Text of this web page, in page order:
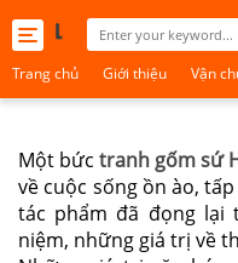
Toggle
navigation
Trang chủ Giới thiệu Vận
Một bứctranh gốm sứ
về cuộc sống ồn ào,
tác phẩm đã đọng lại
niệm, những giá trị về